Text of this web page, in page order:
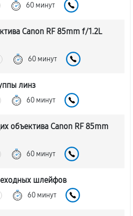
60 минут
Canon RF 85mm f/1.2L
60 минут
линз
60 минут
объектива Canon RF 85mm
60 минут
шлейфов
60 минут